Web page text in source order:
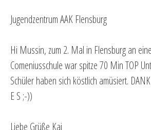
Jugendzentrum AAK Flensburg
Hi Mussin, zum 2. Mal in Flensburg an
Comeniusschule war spitze 70 Min TOP
Schüler haben sich köstlich amüsiert.
E S ;-))
Liebe Grüße Kai